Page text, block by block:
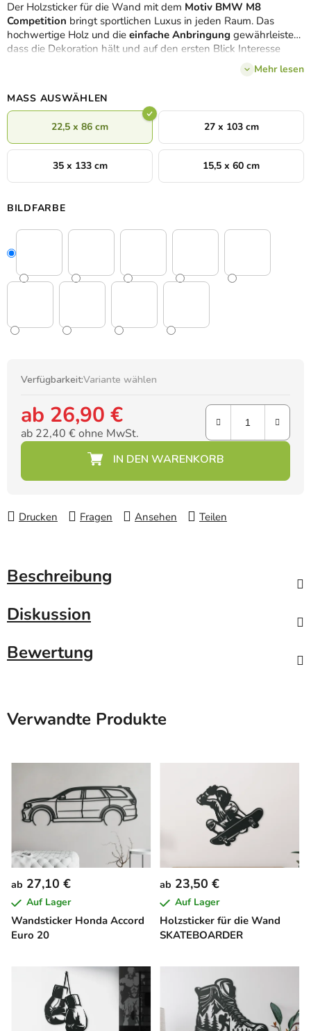
Der Holzsticker für die Wand mit dem Motiv BMW M8
Competition bringt sportlichen Luxus in jeden Raum. Das
hochwertige Holz und die einfache Anbringung gewährleisten,
dass die Dekoration hält und auf den ersten Blick Interesse
weckt. Die Dekoration ist die ideale Art und Weise, die
Leidenschaft für schnelle und stilvolle Autos zum Ausdruck zu
Mehr lesen
MASS AUSWÄHLEN
22,5 x 86 cm 27 x 103 cm
35 x 133 cm 15,5 x 60 cm
BILDFARBE
Verfügbarkeit:Variante wählen
ab 26,90 €
ab 22,40 €ohne MwSt.
Verkaufspreis:
Drucken Fragen Ansehen Teilen
Beschreibung
Diskussion
Bewertung
Verwandte Produkte
Wandsticker Honda Accord
Euro 20
ab 27,10 €
Auf Lager
Holzsticker für die Wand
SKATEBOARDER
ab 23,50 €
Auf Lager